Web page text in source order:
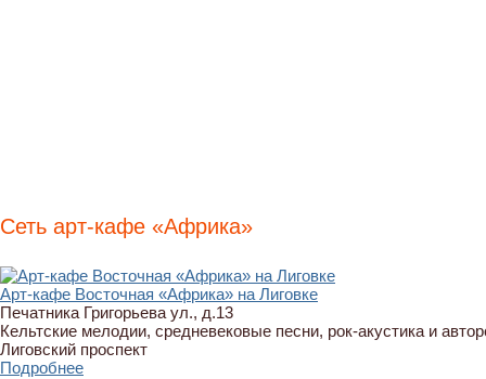
Сеть арт-кафе «Африка»
Арт-кафе Восточная «Африка» на Лиговке
Печатника Григорьева ул., д.13
Кельтские мелодии, средневековые песни, рок-акустика и
Лиговский проспект
Подробнее